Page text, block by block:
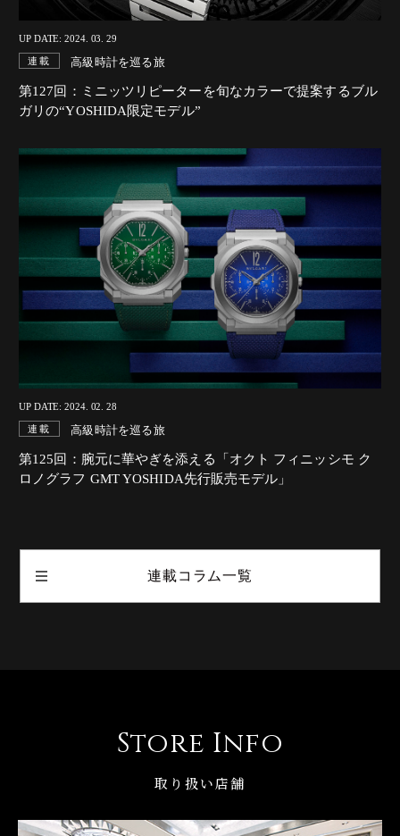
UP DATE: 2024. 03. 29
連載 高級時計を巡る旅
第127回：ミニッツリピーターを旬なカラーで提案するブル
ガリの“YOSHIDA限定モデル”
UP DATE: 2024. 02. 28
連載 高級時計を巡る旅
第125回：腕元に華やぎを添える「オクト フィニッシモ ク
ロノグラフ GMT YOSHIDA先行販売モデル」
連載コラム一覧
Store Info
取り扱い店舗